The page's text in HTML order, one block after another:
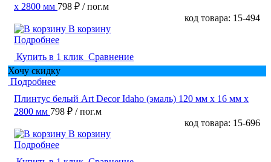
х 2800 мм 798 ₽ / пог.м
код товара: 15-494
В корзину
Подробнее
Купить в 1 клик Сравнение
Хочу скидку
Подробнее
Плинтус белый Art Decor Idaho (эмаль) 120 мм х 16 мм х
2800 мм 798 ₽ / пог.м
код товара: 15-696
В корзину
Подробнее